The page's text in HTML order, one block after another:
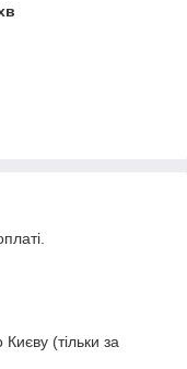
(тільки за